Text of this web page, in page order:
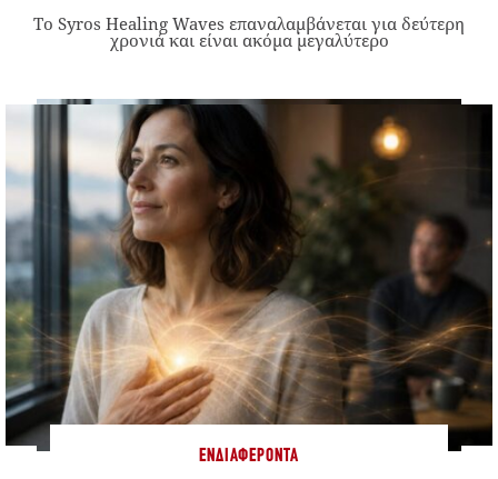
Το Syros Healing Waves επαναλαμβάνεται για δεύτερη
χρονιά και είναι ακόμα μεγαλύτερο
ΕΝΔΙΑΦΈΡΟΝΤΑ